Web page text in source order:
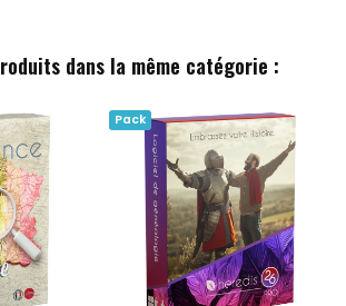
dans la même catégorie :
Pack